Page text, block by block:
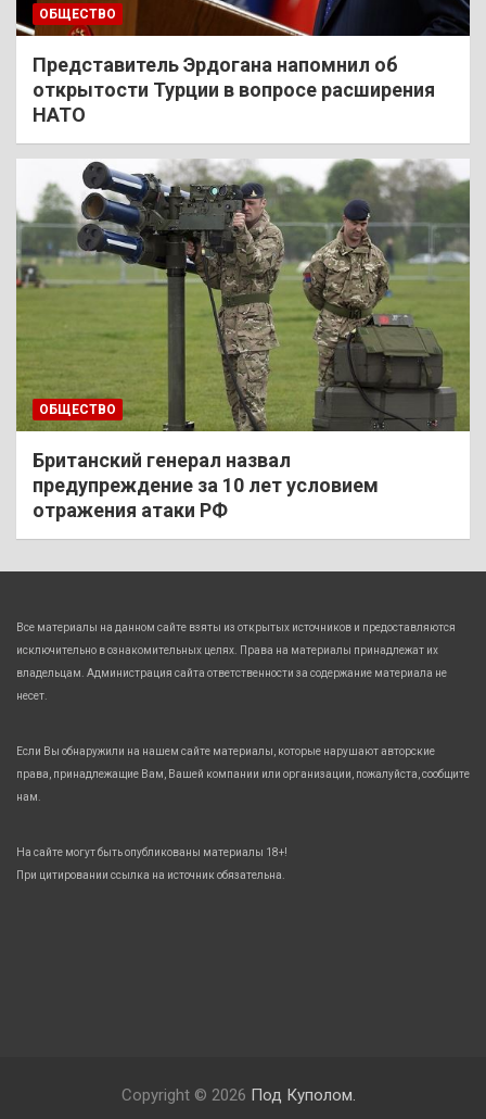
ОБЩЕСТВО
Представитель Эрдогана напомнил об
открытости Турции в вопросе расширения
НАТО
ОБЩЕСТВО
Британский генерал назвал
предупреждение за 10 лет условием
отражения атаки РФ
Все материалы на данном сайте взяты из открытых источников и предоставляются
исключительно в ознакомительных целях. Права на материалы принадлежат их
владельцам. Администрация сайта ответственности за содержание материала не
несет.
Если Вы обнаружили на нашем сайте материалы, которые нарушают авторские
права, принадлежащие Вам, Вашей компании или организации, пожалуйста, сообщите
нам.
На сайте могут быть опубликованы материалы 18+!
При цитировании ссылка на источник обязательна.
Copyright © 2026 Под Куполом.